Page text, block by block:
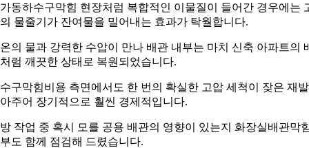
동하수구막힘 현장처럼 복합적인 이물질이 들어간 경우에는
물줄기가 잔여물을 밀어내는 효과가 탁월합니다.
의 물과 강력한 수압이 만나 배관 내부는 마치 신축 아파트의
럼 깨끗한 상태로 복원되었습니다.
구막힘비용 측면에서도 한 번의 확실한 고압 세척이 잦은 재
주어 장기적으로 훨씬 경제적입니다.
작업 중 혹시 모를 공용 배관의 영향이 있는지 화장실배관막
도 함께 점검해 드렸습니다.